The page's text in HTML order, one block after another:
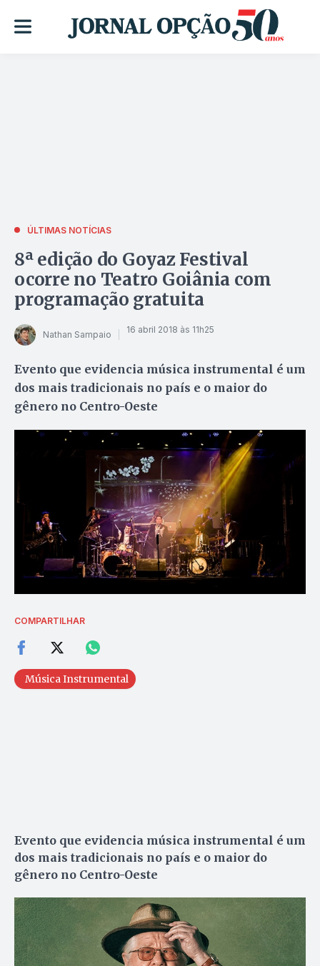
ÚLTIMAS NOTÍCIAS
8ª edição do Goyaz Festival
ocorre no Teatro Goiânia com
programação gratuita
Nathan Sampaio 16 abril 2018 às 11h25
Evento que evidencia música instrumental é um
dos mais tradicionais no país e o maior do
gênero no Centro-Oeste
COMPARTILHAR
Música Instrumental
Evento que evidencia música instrumental é um
dos mais tradicionais no país e o maior do
gênero no Centro-Oeste